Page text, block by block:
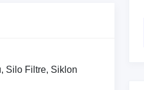
Silo Filtre, Siklon